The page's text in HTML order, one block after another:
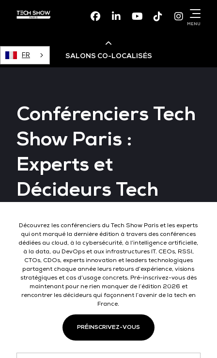
FacebookLinkedinYoutubeTikTok
MENU
FR SALONS CO-LOCALISÉS
Devops Live
Cloud & Cyber Security
Conférenciers Tech
Show Paris :
Experts et
Décideurs Tech
Découvrez les conférenciers du Tech Show Paris et les experts
qui ont marqué la dernière édition à travers des conférences
dédiées au cloud, à la cybersécurité, à l’intelligence artificielle,
à la data, au DevOps et aux infrastructures IT. CEOs, RSSI,
CTOs, CDOs, experts innovation et leaders technologiques
partagent chaque année leurs retours d’expérience, visions
stratégiques et cas d’usage concrets. Pré-inscrivez-vous dès
maintenant pour ne rien manquer de l’édition 2026 et
rencontrer les décideurs qui façonnent l’avenir de la tech en
France.
PRÉINSCRIVEZ-VOUS